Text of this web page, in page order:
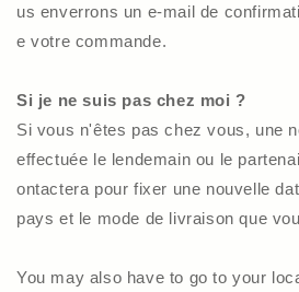
us enverrons un e-mail de
e votre commande.
Si je ne suis pas chez moi ?
Si vous n'êtes pas chez vous, une
effectuée le lendemain ou le
ontactera pour fixer une nouvelle
pays et le mode de livraison que
You may also have to go to your